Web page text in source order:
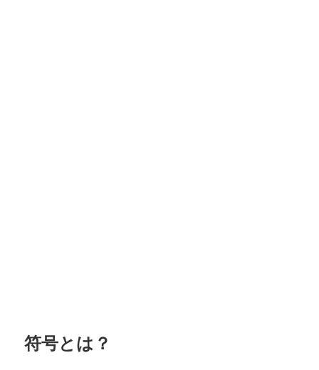
符号とは？